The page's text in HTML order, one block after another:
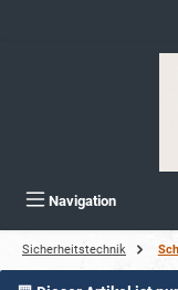
Navigation
Sicherheitstechnik